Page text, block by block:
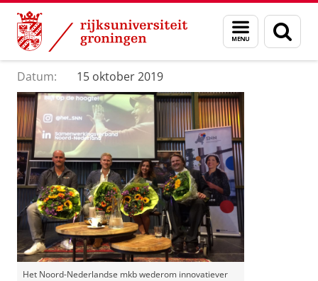
Skip
Content
Skip
Navigation
Menu
en
zoeken
Department of Innovation Management &
Het Noord-Nederlandse mkb wederom innovatiever
Datum:
15 oktober 2019
Het Noord-Nederlandse mkb wederom innovatiever